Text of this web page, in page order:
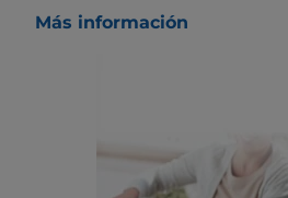
Más información